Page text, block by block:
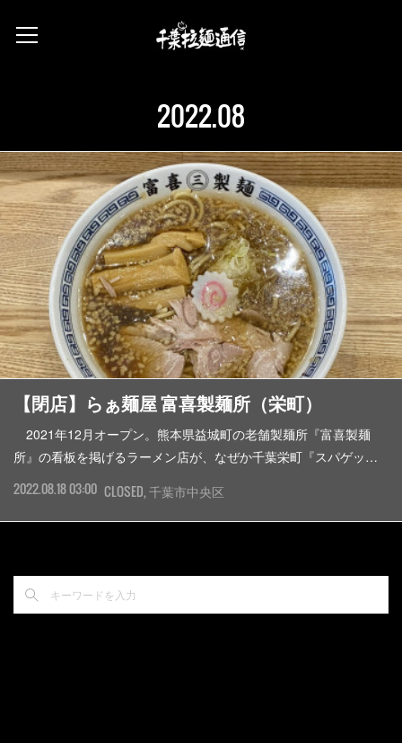
2022.08
【閉店】らぁ麺屋 富喜製麺所（栄町）
2021年12月オープン。熊本県益城町の老舗製麺所『富喜製麺
所』の看板を掲げるラーメン店が、なぜか千葉栄町『スパゲッ…
2022.08.18 03:00 CLOSED 千葉市中央区